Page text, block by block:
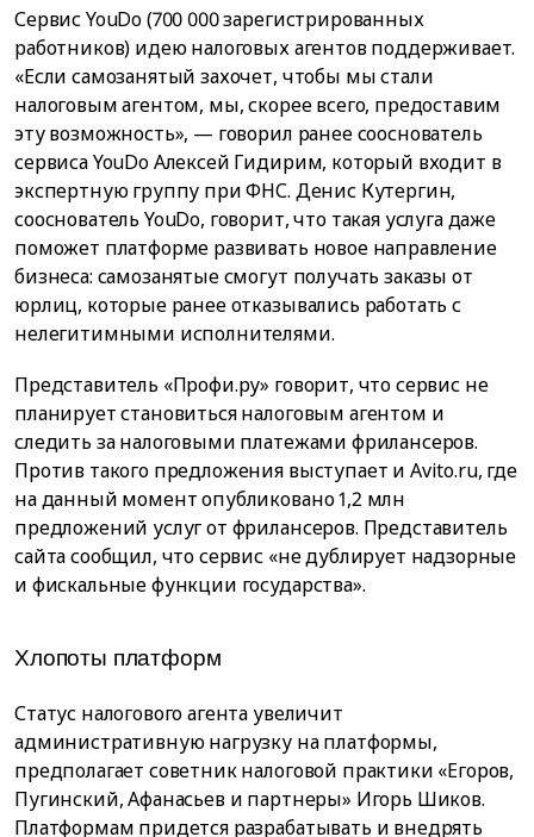
Сервис YouDo (700 000 зарегистрированных
работников) идею налоговых агентов поддерживает.
«Если самозанятый захочет, чтобы мы стали
налоговым агентом, мы, скорее всего, предоставим
эту возможность», — говорил ранее сооснователь
сервиса YouDo Алексей Гидирим, который входит в
экспертную группу при ФНС. Денис Кутергин,
сооснователь YouDo, говорит, что такая услуга даже
поможет платформе развивать новое направление
бизнеса: самозанятые смогут получать заказы от
юрлиц, которые ранее отказывались работать с
нелегитимными исполнителями.
Представитель «Профи.ру» говорит, что сервис не
планирует становиться налоговым агентом и
следить за налоговыми платежами фрилансеров.
Против такого предложения выступает и Avito.ru, где
на данный момент опубликовано 1,2 млн
предложений услуг от фрилансеров. Представитель
сайта сообщил, что сервис «не дублирует надзорные
и фискальные функции государства».
Хлопоты платформ
Статус налогового агента увеличит
административную нагрузку на платформы,
предполагает советник налоговой практики «Егоров,
Пугинский, Афанасьев и партнеры» Игорь Шиков.
Платформам придется разрабатывать и внедрять